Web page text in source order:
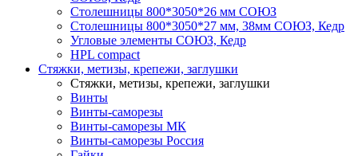
Столешницы 800*3050*26 мм СОЮЗ
Столешницы 800*3050*27 мм, 38мм СОЮЗ, Кедр
Угловые элементы СОЮЗ, Кедр
HPL compact
Стяжки, метизы, крепежи, заглушки
Стяжки, метизы, крепежи, заглушки
Винты
Винты-саморезы
Винты-саморезы МК
Винты-саморезы Россия